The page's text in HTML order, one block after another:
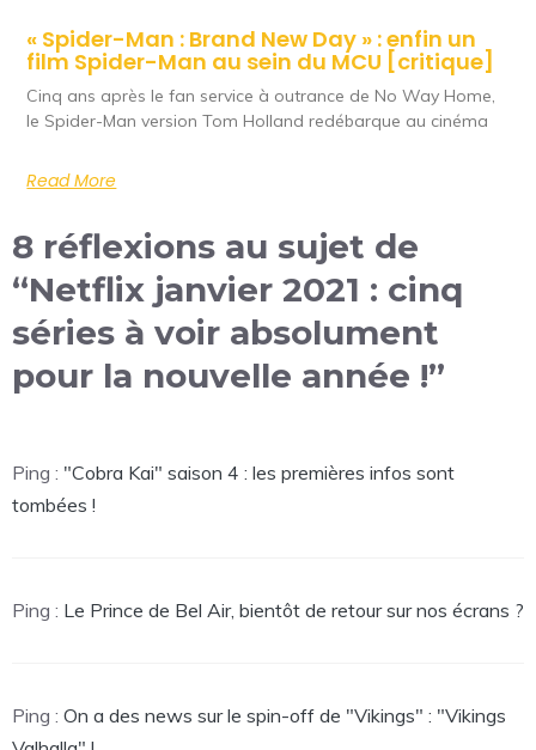
« Spider-Man : Brand New Day » : enfin un
film Spider-Man au sein du MCU [critique]
Cinq ans après le fan service à outrance de No Way Home,
le Spider-Man version Tom Holland redébarque au cinéma
Read More
8 réflexions au sujet de
“Netflix janvier 2021 : cinq
séries à voir absolument
pour la nouvelle année !”
Ping : "Cobra Kai" saison 4 : les premières infos sont
tombées !
Ping : Le Prince de Bel Air, bientôt de retour sur nos écrans ?
Ping : On a des news sur le spin-off de "Vikings" : "Vikings